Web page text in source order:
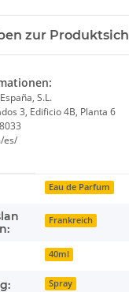
zur
S.L.
3, Edificio 4B, Planta 6
es/
Eau de Parfum
Frankreich
40ml
Spray